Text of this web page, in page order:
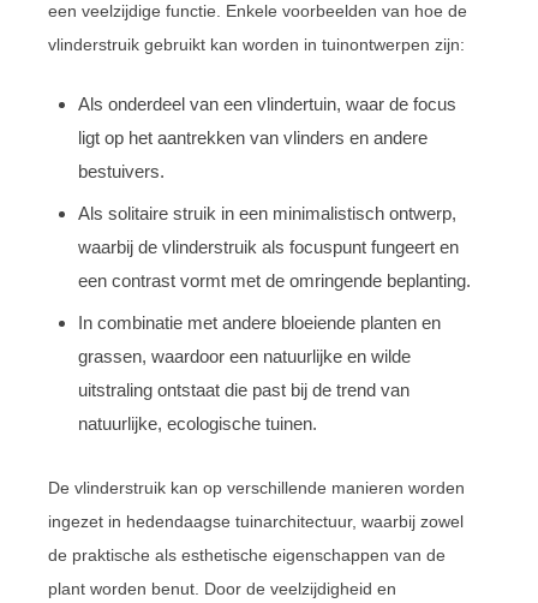
een veelzijdige functie. Enkele voorbeelden van hoe de
vlinderstruik gebruikt kan worden in tuinontwerpen zijn:
Als onderdeel van een vlindertuin, waar de focus
ligt op het aantrekken van vlinders en andere
bestuivers.
Als solitaire struik in een minimalistisch ontwerp,
waarbij de vlinderstruik als focuspunt fungeert en
een contrast vormt met de omringende beplanting.
In combinatie met andere bloeiende planten en
grassen, waardoor een natuurlijke en wilde
uitstraling ontstaat die past bij de trend van
natuurlijke, ecologische tuinen.
De vlinderstruik kan op verschillende manieren worden
ingezet in hedendaagse tuinarchitectuur, waarbij zowel
de praktische als esthetische eigenschappen van de
plant worden benut. Door de veelzijdigheid en